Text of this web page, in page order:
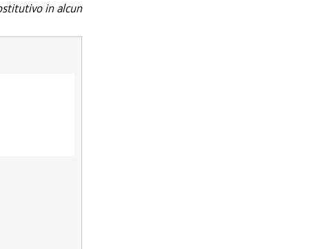
in alcun